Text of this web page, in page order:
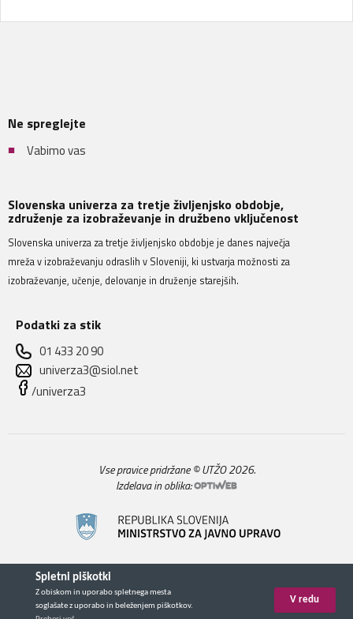
Spletni piškotki
Z obiskom in uporabo spletnega mesta
soglašate z uporabo in beleženjem piškotkov.
V redu
Ne spreglejte
Vabimo vas
Slovenska univerza za tretje življenjsko obdobje,
združenje za izobraževanje in družbeno vključenost
Slovenska univerza za tretje življenjsko obdobje je danes največja
mreža v izobraževanju odraslih v Sloveniji, ki ustvarja možnosti za
izobraževanje, učenje, delovanje in druženje starejših.
Podatki za stik
01 433 20 90
univerza3@siol.net
/univerza3
Vse pravice pridržane © UTŽO 2026.
Izdelava in oblika: